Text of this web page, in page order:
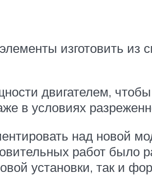
изготовить из
двигателем,
в условиях
над новой
работ было
установки, так и